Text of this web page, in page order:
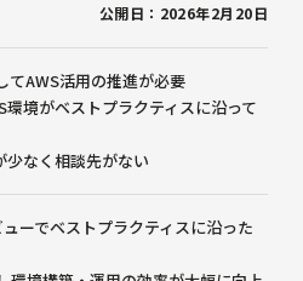
公開日：2026年2月20日
てAWS活用の推進が必要
環境がベストプラクティスに沿って
少なく相談先がない
ーでベストプラクティスに沿った